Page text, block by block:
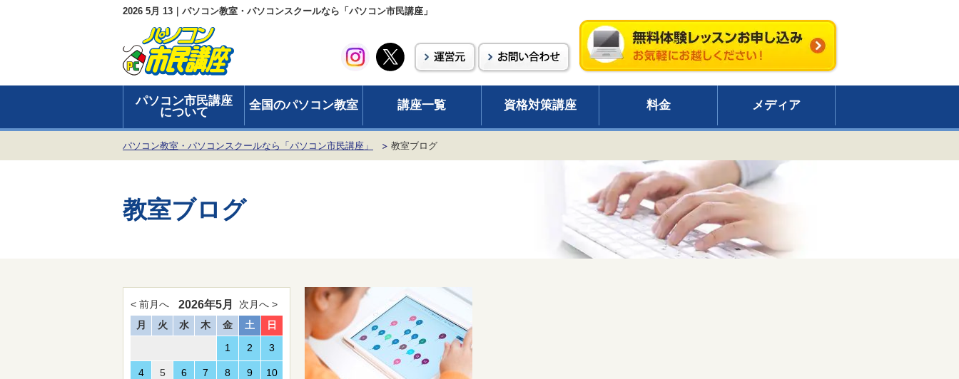
2026 5月 13｜パソコン教室・パソコンスクールなら「パソコン市民講座」
パソコン市民講座
について
全国のパソコン教室 講座一覧 資格対策講座 料金 メディア
パソコン教室・パソコンスクールなら「パソコン市民講座」 教室ブログ
教室ブログ
< 前月へ 2026年5月
次月へ >
月
火 水 木 金 土 日
1 2 3
4 5 6 7 8 9 10